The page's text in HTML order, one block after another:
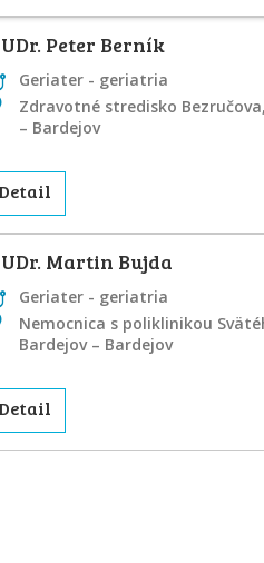
Peter Berník
Geriater - geriatria
Zdravotné stredisko
– Bardejov
Detail
Martin Bujda
Geriater - geriatria
Nemocnica s poliklinikou
Bardejov – Bardejov
Detail